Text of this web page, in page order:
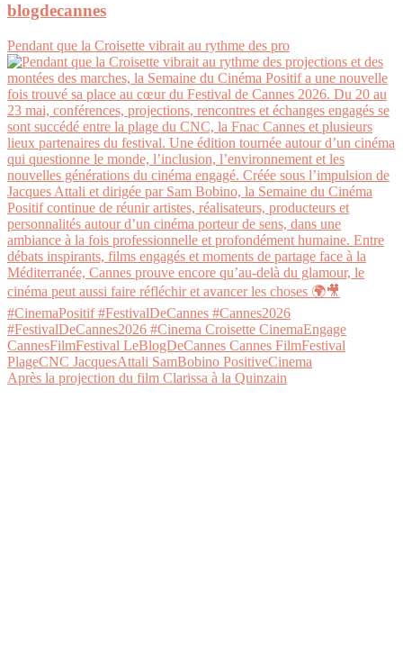
blogdecannes
Pendant que la Croisette vibrait au rythme des pro
Après la projection du film Clarissa à la Quinzain